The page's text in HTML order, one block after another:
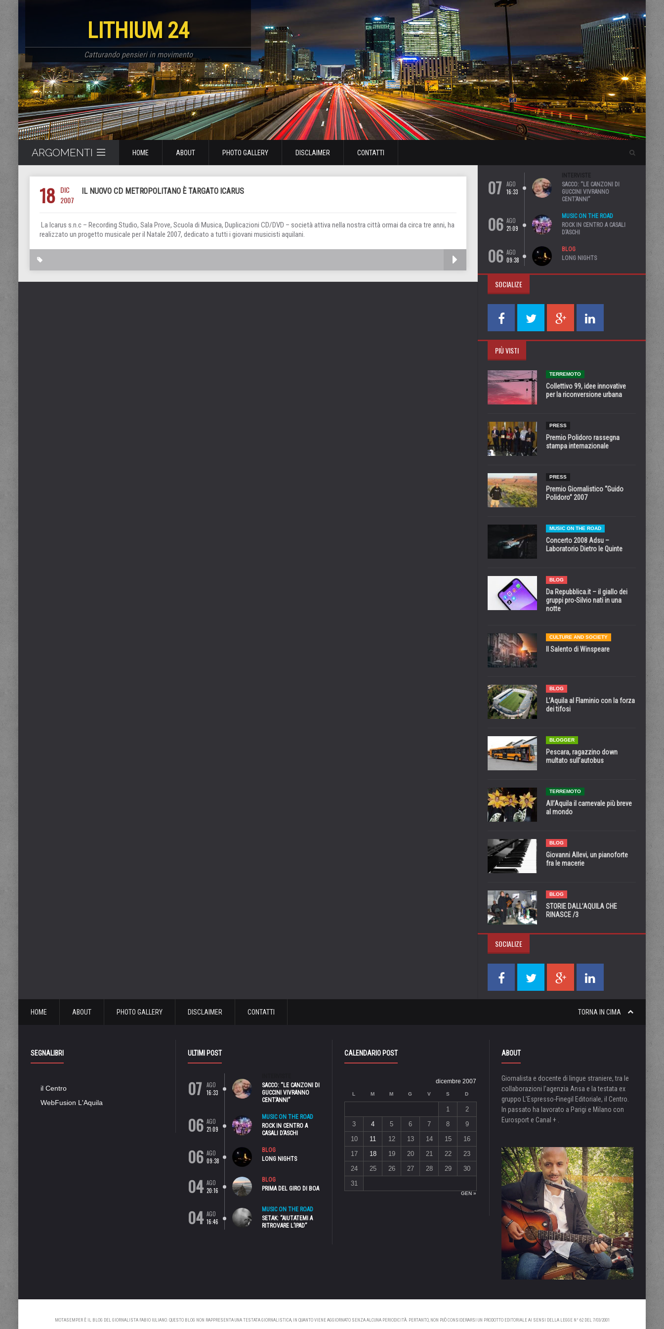
LITHIUM 24
Catturando pensieri in movimento
ARGOMENTI HOME ABOUT PHOTO GALLERY DISCLAIMER CONTATTI
18 DIC
2007
IL NUOVO CD METROPOLITANO È TARGATO ICARUS
La Icarus s.n.c – Recording Studio, Sala Prove, Scuola di Musica, Duplicazioni CD/DVD – società attiva nella nostra città ormai da circa tre anni, ha
realizzato un progetto musicale per il Natale 2007, dedicato a tutti i giovani musicisti aquilani.
07
AGO
16:33
INTERVISTE
SACCO: “LE CANZONI DI
GUCCINI VIVRANNO
CENT’ANNI”
06 AGO
21:09
MUSIC ON THE ROAD
ROCK IN CENTRO A CASALI
D’ASCHI
06 AGO
09:38
BLOG
LONG NIGHTS
SOCIALIZE
PIÙ VISTI
TERREMOTO
Collettivo 99, idee innovative
per la riconversione urbana
PRESS
Premio Polidoro rassegna
stampa internazionale
PRESS
Premio Giornalistico “Guido
Polidoro” 2007
MUSIC ON THE ROAD
Concerto 2008 Adsu –
Laboratorio Dietro le Quinte
BLOG
Da Repubblica.it – il giallo dei
gruppi pro-Silvio nati in una
notte
CULTURE AND SOCIETY
Il Salento di Winspeare
BLOG
L’Aquila al Flaminio con la forza
dei tifosi
BLOGGER
Pescara, ragazzino down
multato sull’autobus
TERREMOTO
All’Aquila il carnevale più breve
al mondo
BLOG
Giovanni Allevi, un pianoforte
fra le macerie
BLOG
STORIE DALL’AQUILA CHE
RINASCE /3
SOCIALIZE
TORNA IN CIMA
HOME ABOUT PHOTO GALLERY DISCLAIMER CONTATTI
SEGNALIBRI
il Centro
WebFusion L'Aquila
ULTIMI POST
07
AGO
16:33
SACCO: “LE CANZONI DI
GUCCINI VIVRANNO
CENT’ANNI”
06 AGO
21:09
MUSIC ON THE ROAD
ROCK IN CENTRO A
CASALI D’ASCHI
06 AGO
09:38
BLOG
LONG NIGHTS
04 AGO
20:16
BLOG
PRIMA DEL GIRO DI BOA
04 AGO
16:46
MUSIC ON THE ROAD
SETAK: “AIUTATEMI A
RITROVARE L’IPAD”
CALENDARIO POST
dicembre 2007
L M M G V S D
GEN »
1
2
3
4 5 6 7 8
9
10
11 12 13 14 15
16
17
18 19 20 21 22
23
24
25 26 27 28 29
30
31
ABOUT
Giornalista e docente di lingue straniere, tra le
collaborazioni l’agenzia Ansa e la testata ex
gruppo L’Espresso-Finegil Editoriale, il Centro.
In passato ha lavorato a Parigi e Milano con
Eurosport e Canal + .
MOTASEMPER È IL BLOG DEL GIORNALISTA FABIO IULIANO. QUESTO BLOG NON RAPPRESENTA UNA TESTATA GIORNALISTICA, IN QUANTO VIENE AGGIORNATO SENZA ALCUNA PERIODICITÀ. PERTANTO, NON PUÒ CONSIDERARSI UN PRODOTTO EDITORIALE AI SENSI DELLA LEGGE N° 62 DEL 7/03/2001